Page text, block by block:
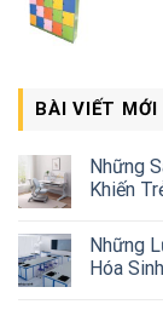
BÀI VIẾT MỚI
Những
Khiến
Những
Hóa